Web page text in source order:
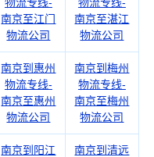
南京至江门
物流公司
南京至湛江
物流公司
南京到惠州
物流专线-
南京至惠州
物流公司
南京到梅州
物流专线-
南京至梅州
物流公司
南京到阳江
南京到清远